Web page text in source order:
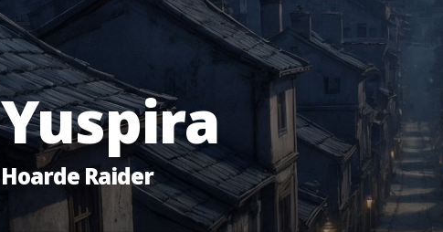
Yuspira
Hoarde Raider